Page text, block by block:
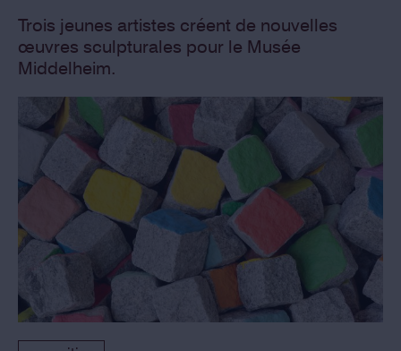
Trois jeunes artistes créent de nouvelles
œuvres sculpturales pour le Musée
Middelheim.